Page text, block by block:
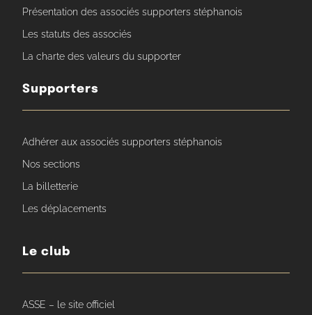
Présentation des associés supporters stéphanois
Les statuts des associés
La charte des valeurs du supporter
Supporters
Adhérer aux associés supporters stéphanois
Nos sections
La billetterie
Les déplacements
Le club
ASSE – le site officiel